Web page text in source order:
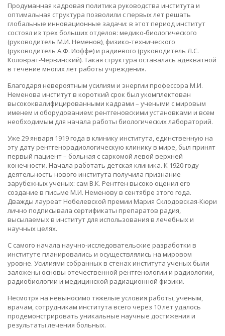
Продуманная кадровая политика руководства института и
оптимальная структура позволили с первых лет решать
глобальные инновационные задачи: в этот период институт
состоял из трех больших отделов: медико-биологического
(руководитель М.И. Неменов), физико-технического
(руководитель А.Ф. Иоффе) и радиевого (руководитель Л.С.
Коловрат-Червинский). Такая структура оставалась адекватной
в течение многих лет работы учреждения.
Благодаря невероятным усилиям и энергии профессора М.И.
Неменова институт в короткий срок был укомплектован
высококвалифицированными кадрами – учеными с мировым
именем и оборудованием: рентгеновскими установками и всем
необходимым для начала работы биологических лабораторий.
Уже 29 января 1919 года в клинику института, единственную на
эту дату рентгенорадиологическую клинику в мире, был принят
первый пациент – больная с саркомой левой верхней
конечности. Начала работать детская клиника. К 1920 году
деятельность нового института получила признание
зарубежных ученых: сам В.К. Рентген высоко оценил его
создание в письме М.И. Неменову в сентябре этого года.
Дважды лауреат Нобелевской премии Мария Склодовская-Кюри
лично подписывала сертификаты препаратов радия,
высылаемых в институт для использования в лечебных и
научных целях.
С самого начала научно-исследовательские разработки в
институте планировались и осуществлялись на мировом
уровне. Усилиями собранных в стенах института ученых были
заложены основы отечественной рентгенологии и радиологии,
радиобиологии и медицинской радиационной физики.
Несмотря на невыносимо тяжелые условия работы, ученым,
врачам, сотрудникам института всего через 10 лет удалось
продемонстрировать уникальные научные достижения и
результаты лечения больных.